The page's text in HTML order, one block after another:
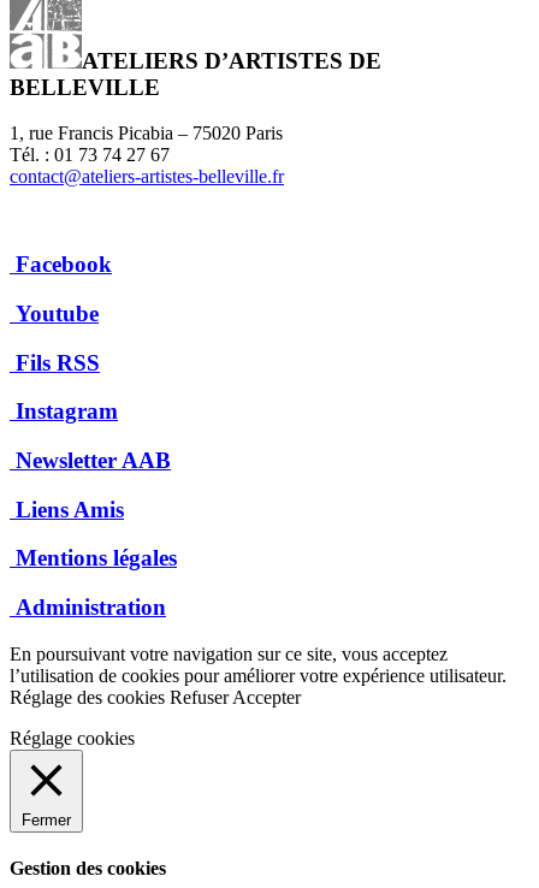
ATELIERS D’ARTISTES DE
BELLEVILLE
1, rue Francis Picabia – 75020 Paris
Tél. : 01 73 74 27 67
contact@ateliers-artistes-belleville.fr
Facebook
Youtube
Fils RSS
Instagram
Newsletter AAB
Liens Amis
Mentions légales
Administration
En poursuivant votre navigation sur ce site, vous acceptez
l’utilisation de cookies pour améliorer votre expérience utilisateur.
Réglage des cookies Refuser Accepter
Réglage cookies
Fermer
Gestion des cookies